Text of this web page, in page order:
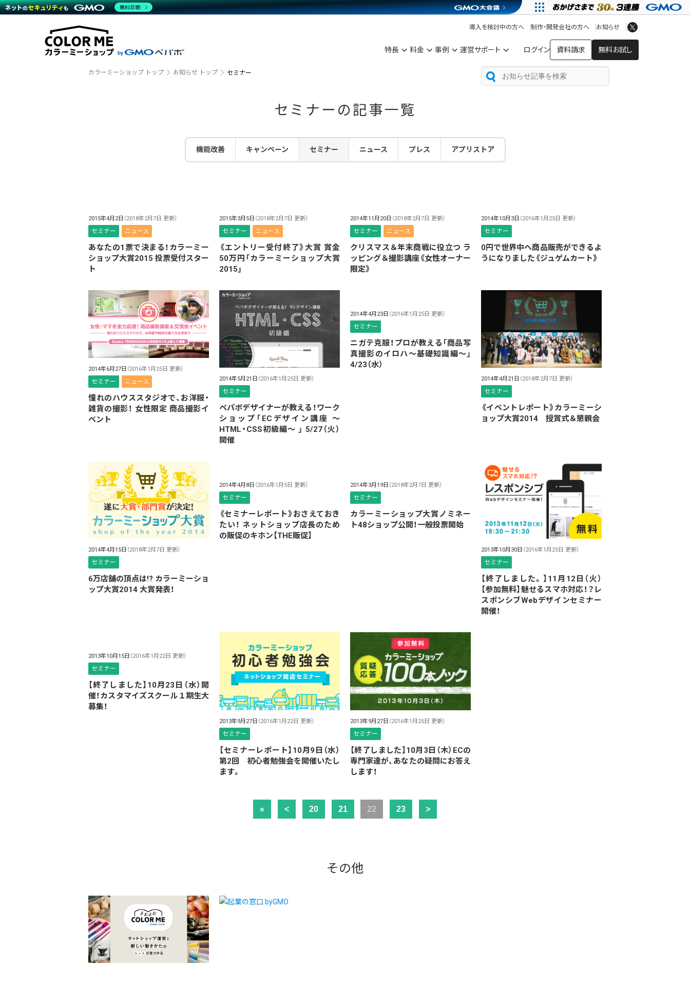
特長 料金 事例 運営サポート ログイン 資料請求 無料お試し
導入を検討中の方へ 制作・開発会社の方へ お知らせ
商材一覧を見る
機能一覧を見る
越境EC（海外販売）
複数店舗との連携
雑貨販売 アプリストア
料金
プラン・料金一覧を見る
ラージ
料金シミュレーション
事例
ショップ事例
運営サポート
サポート一覧を見る
お役立ち資料を見る
YouTubeチャンネル
ヘルプを見る
ヘルプセンター
カラーミーショップ トップ お知らせ トップ セミナー
セミナーの記事一覧
機能改善 キャンペーン セミナー ニュース プレス アプリストア
2015年4月2日 （2018年2月7日 更新）
セミナー ニュース
あなたの1票で決まる！カラーミー
ショップ大賞2015 投票受付スター
ト
2015年3月5日 （2018年2月7日 更新）
セミナー ニュース
《エントリー受付終了》大賞 賞金
50万円「カラーミーショップ大賞
2015」
2014年11月20日 （2018年2月7日 更新）
セミナー ニュース
クリスマス＆年末商戦に役立つ ラ
ッピング＆撮影講座《女性オーナー
限定》
2014年10月3日 （2016年1月25日 更新）
セミナー
0円で世界中へ商品販売ができるよ
うになりました《ジュゲムカート》
2014年6月27日 （2016年1月25日 更新）
セミナー ニュース
憧れのハウススタジオで、お洋服・
雑貨の撮影！ 女性限定 商品撮影イ
ベント
2014年5月21日 （2016年1月25日 更新）
セミナー
ペパボデザイナーが教える！ワーク
ショップ「ECデザイン講座 〜
HTML・CSS初級編〜 」 5/27（火）
開催
2014年4月23日 （2016年1月25日 更新）
セミナー
ニガテ克服！プロが教える「商品写
真撮影のイロハ〜基礎知識編〜」
4/23（水）
2014年4月21日 （2018年2月7日 更新）
セミナー
《イベントレポート》カラーミーシ
ョップ大賞2014 授賞式＆懇親会
2014年4月15日 （2018年2月7日 更新）
セミナー
6万店舗の頂点は!? カラーミーショ
ップ大賞2014 大賞発表！
2014年4月8日 （2016年1月5日 更新）
セミナー
《セミナーレポート》おさえておき
たい！ ネットショップ店長のため
の販促のキホン【THE販促】
2014年3月19日 （2018年2月7日 更新）
セミナー
カラーミーショップ大賞ノミネー
ト48ショップ公開！一般投票開始
2013年10月30日 （2016年1月25日 更新）
セミナー
【終了しました。】11月12日（火）
【参加無料】魅せるスマホ対応！？レ
スポンシブWebデザインセミナー
開催！
2013年10月15日 （2016年1月22日 更新）
セミナー
【終了しました】10月23日（水）開
催！カスタマイズスクール１期生大
募集！
2013年9月27日 （2016年1月22日 更新）
セミナー
【セミナーレポート】10月9日（水）
第2回 初心者勉強会を開催いたし
ます。
2013年9月27日 （2016年1月25日 更新）
セミナー
【終了しました】10月3日（木）ECの
専門家達が、あなたの疑問にお答え
します！
« < 20 21 22 23 >
その他
無料診断